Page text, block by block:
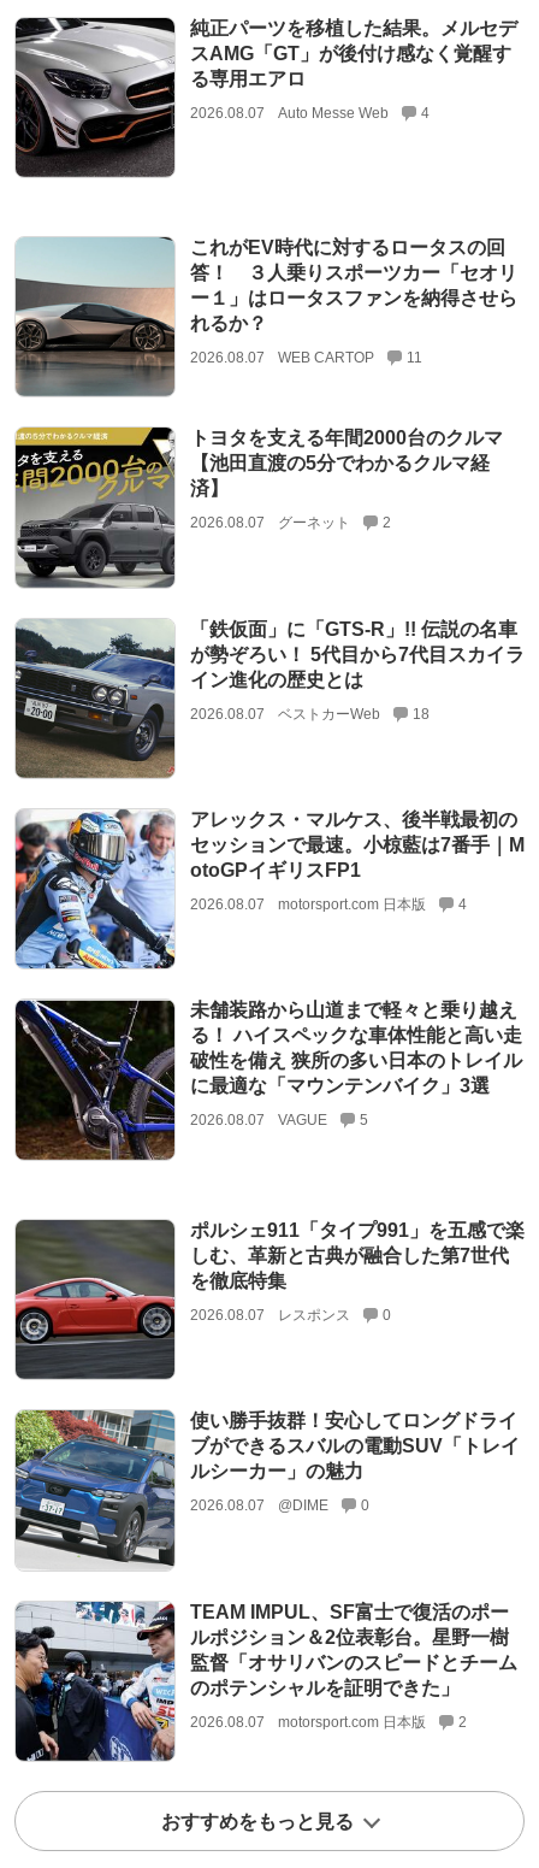
純正パーツを移植した結果。メルセデ
スAMG「GT」が後付け感なく覚醒す
る専用エアロ
2026.08.07 Auto Messe Web 4
これがEV時代に対するロータスの回
答！ ３人乗りスポーツカー「セオリ
ー１」はロータスファンを納得させら
れるか？
2026.08.07 WEB CARTOP 11
トヨタを支える年間2000台のクルマ
【池田直渡の5分でわかるクルマ経
済】
2026.08.07 グーネット 2
「鉄仮面」に「GTS-R」!! 伝説の名車
が勢ぞろい！ 5代目から7代目スカイラ
イン進化の歴史とは
2026.08.07 ベストカーWeb 18
アレックス・マルケス、後半戦最初の
セッションで最速。小椋藍は7番手｜M
otoGPイギリスFP1
2026.08.07 motorsport.com 日本版 4
未舗装路から山道まで軽々と乗り越え
る！ ハイスペックな車体性能と高い走
破性を備え 狭所の多い日本のトレイル
に最適な「マウンテンバイク」3選
2026.08.07 VAGUE 5
ポルシェ911「タイプ991」を五感で楽
しむ、革新と古典が融合した第7世代
を徹底特集
2026.08.07 レスポンス 0
使い勝手抜群！安心してロングドライ
ブができるスバルの電動SUV「トレイ
ルシーカー」の魅力
2026.08.07 @DIME 0
TEAM IMPUL、SF富士で復活のポー
ルポジション＆2位表彰台。星野一樹
監督「オサリバンのスピードとチーム
のポテンシャルを証明できた」
2026.08.07 motorsport.com 日本版 2
おすすめをもっと見る